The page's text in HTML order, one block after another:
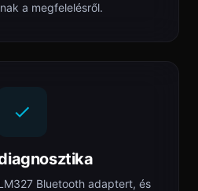
a megfelelésről.
Bluetooth adaptert, és